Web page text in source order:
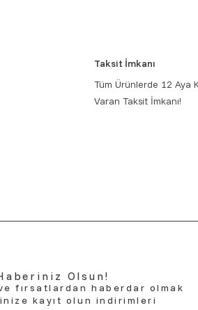
Taksit İmkanı
Tüm Ürünlerde 12 Aya
Varan Taksit İmkanı!
Olsun!
fırsatlardan haberdar olmak
kayıt olun indirimleri